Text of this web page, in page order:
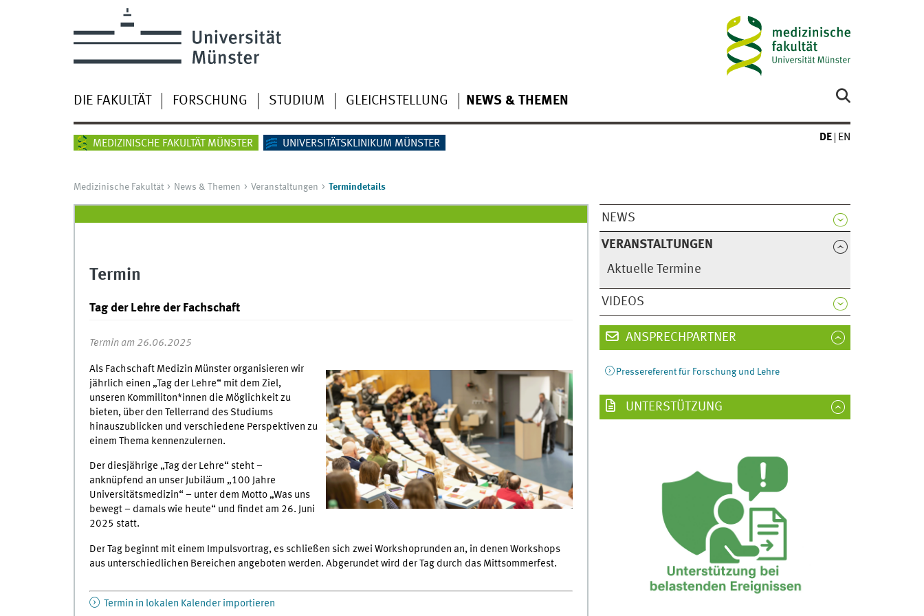
DIE FAKULTÄT FORSCHUNG STUDIUM GLEICHSTELLUNG NEWS & THEMEN
MEDIZINISCHE FAKULTÄT MÜNSTER UNIVERSITÄTSKLINIKUM MÜNSTER
DE EN
Medizinische Fakultät News & Themen Veranstaltungen Termindetails
NEWS
VERANSTALTUNGEN
Aktuelle Termine
VIDEOS
Termin
Tag der Lehre der Fachschaft
Termin am 26.06.2025
Als Fachschaft Medizin Münster organisieren wir
jährlich einen „Tag der Lehre“ mit dem Ziel,
unseren Kommiliton*innen die Möglichkeit zu
bieten, über den Tellerrand des Studiums
hinauszublicken und verschiedene Perspektiven zu
einem Thema kennenzulernen.
Der diesjährige „Tag der Lehre“ steht –
anknüpfend an unser Jubiläum „100 Jahre
Universitätsmedizin“ – unter dem Motto „Was uns
bewegt – damals wie heute“ und findet am 26. Juni
2025 statt.
Der Tag beginnt mit einem Impulsvortrag, es schließen sich zwei Workshoprunden an, in denen Workshops
aus unterschiedlichen Bereichen angeboten werden. Abgerundet wird der Tag durch das Mittsommerfest.
Termin in lokalen Kalender importieren
ANSPRECHPARTNER
Pressereferent für Forschung und Lehre
UNTERSTÜTZUNG